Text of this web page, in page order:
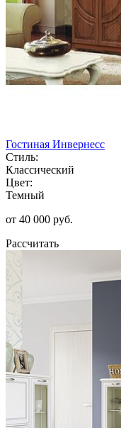
Гостиная Инвернесс
Стиль:
Классический
Цвет:
Темный
от 40 000 руб.
Рассчитать